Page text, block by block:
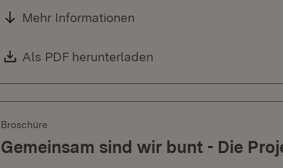
Mehr Informationen
Download:
Als PDF herunterladen
Broschüre
Gemeinsam sind wir bunt - Die